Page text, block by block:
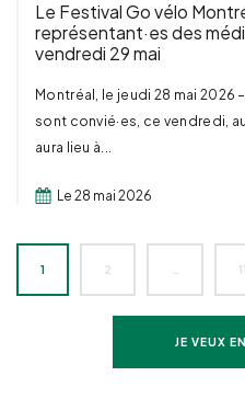
Le Festival Go vélo
représentant·es des
vendredi 29 mai
Montréal, le jeudi 28 mai 2026
sont convié·es, ce vendredi,
aura lieu à...
Le 28 mai 2026
1 2 11
JE VEUX